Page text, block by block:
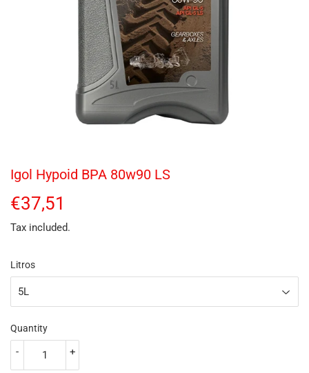
Igol Hypoid BPA 80w90 LS
€37,51
Tax included.
Litros
Quantity
+
-